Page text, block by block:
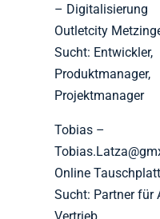
– Digitalisierung
Outletcity
Sucht: Entwickler,
Produktmanager,
Projektmanager
Tobias –
Online
Sucht: Partner für
Vertrieb